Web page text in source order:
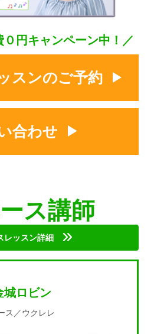
円キャンペーン中！／
スンのご予約
合わせ
ス講師
レッスン詳細
城ロビン
ス／ウクレレ